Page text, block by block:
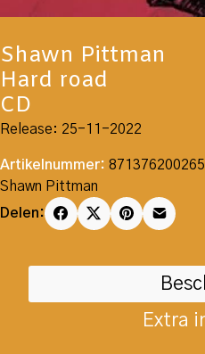
Shawn Pittman
Hard road
CD
Release: 25-11-2022
Artikelnummer:
Shawn Pittman
Delen:
Extra